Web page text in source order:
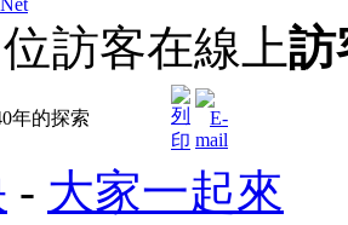
訪客在線上訪
年的探索
- 大家一起來